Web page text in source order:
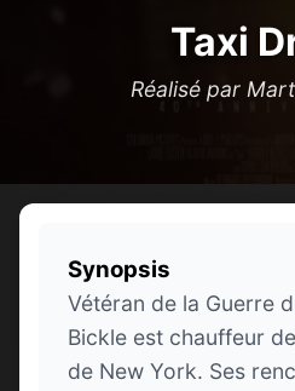
Taxi
Réalisé par
Synopsis
Vétéran de la Guerre
Bickle est chauffeur
de New York. Ses